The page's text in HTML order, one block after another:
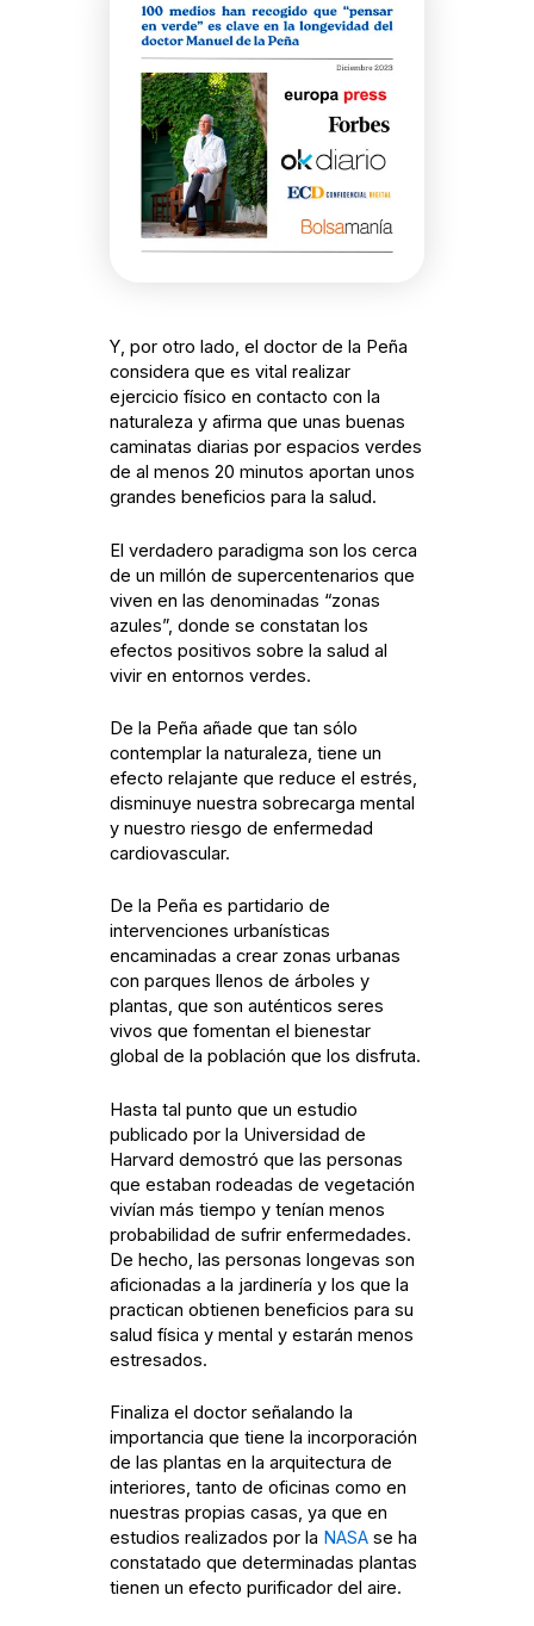
Y, por otro lado, el doctor de la Peña
considera que es vital realizar
ejercicio físico en contacto con la
naturaleza y afirma que unas buenas
caminatas diarias por espacios verdes
de al menos 20 minutos aportan unos
grandes beneficios para la salud.
El verdadero paradigma son los cerca
de un millón de supercentenarios que
viven en las denominadas “zonas
azules”, donde se constatan los
efectos positivos sobre la salud al
vivir en entornos verdes.
De la Peña añade que tan sólo
contemplar la naturaleza, tiene un
efecto relajante que reduce el estrés,
disminuye nuestra sobrecarga mental
y nuestro riesgo de enfermedad
cardiovascular.
De la Peña es partidario de
intervenciones urbanísticas
encaminadas a crear zonas urbanas
con parques llenos de árboles y
plantas, que son auténticos seres
vivos que fomentan el bienestar
global de la población que los disfruta.
Hasta tal punto que un estudio
publicado por la Universidad de
Harvard demostró que las personas
que estaban rodeadas de vegetación
vivían más tiempo y tenían menos
probabilidad de sufrir enfermedades.
De hecho, las personas longevas son
aficionadas a la jardinería y los que la
practican obtienen beneficios para su
salud física y mental y estarán menos
estresados.
Finaliza el doctor señalando la
importancia que tiene la incorporación
de las plantas en la arquitectura de
interiores, tanto de oficinas como en
nuestras propias casas, ya que en
estudios realizados por la NASA se ha
constatado que determinadas plantas
tienen un efecto purificador del aire.